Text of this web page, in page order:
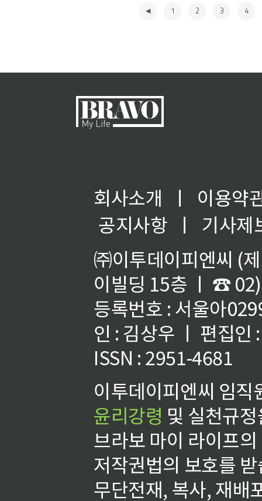
1 2 3 4
회사소개 ㅣ
이용약
공지사항
ㅣ
기사제
㈜이투데이피엔씨 (
이빌딩 15층 ㅣ ☎
등록번호 : 서울아
인 : 김상우 ㅣ 편집인
ISSN : 2951-4681
이투데이피엔씨 임
윤리강령 및 실천규
브라보 마이 라이프
저작권법의 보호를
무단전재, 복사, 재배